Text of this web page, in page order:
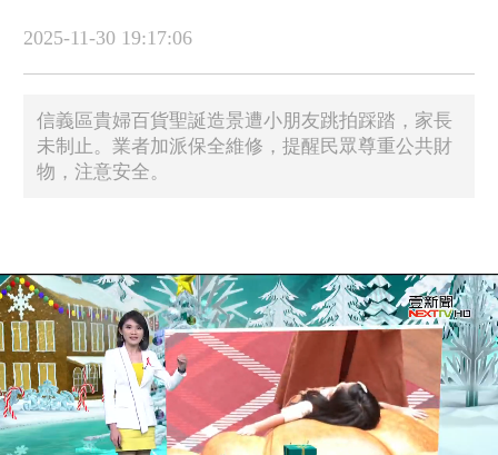
2025-11-30 19:17:06
信義區貴婦百貨聖誕造景遭小朋友跳拍踩踏，家長
未制止。業者加派保全維修，提醒民眾尊重公共財
物，注意安全。